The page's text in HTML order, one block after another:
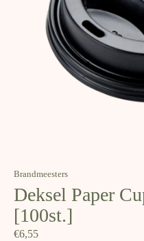
Brandmeesters
Deksel Paper
[100st.]
€6,55